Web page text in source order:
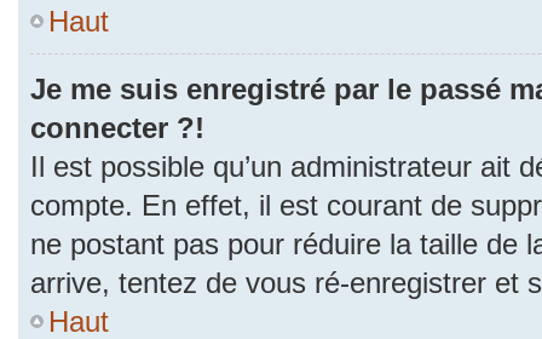
Haut
Je me suis enregistré par le passé
connecter ?!
Il est possible qu’un administrateur ait
compte. En effet, il est courant de
ne postant pas pour réduire la taille de
arrive, tentez de vous ré-enregistrer et
Haut